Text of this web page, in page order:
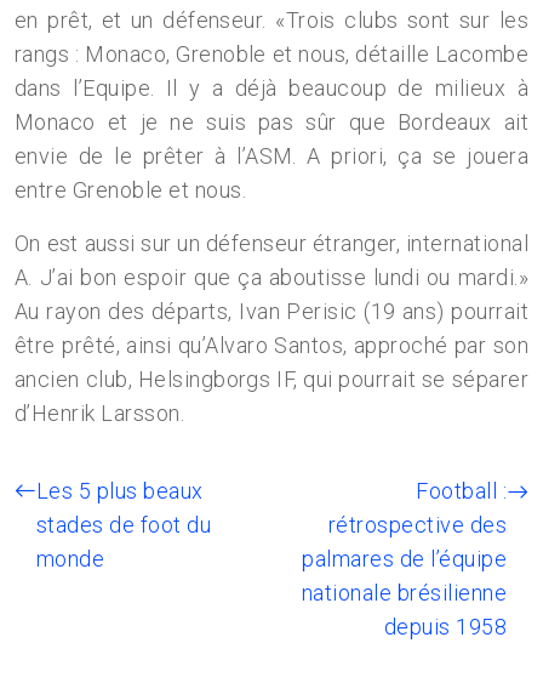
en prêt, et un défenseur. «Trois clubs sont sur les
rangs : Monaco, Grenoble et nous, détaille Lacombe
dans l’Equipe. Il y a déjà beaucoup de milieux à
Monaco et je ne suis pas sûr que Bordeaux ait
envie de le prêter à l’ASM. A priori, ça se jouera
entre Grenoble et nous.
On est aussi sur un défenseur étranger, international
A. J’ai bon espoir que ça aboutisse lundi ou mardi.»
Au rayon des départs, Ivan Perisic (19 ans) pourrait
être prêté, ainsi qu’Alvaro Santos, approché par son
ancien club, Helsingborgs IF, qui pourrait se séparer
d’Henrik Larsson.
Les 5 plus beaux
stades de foot du
monde
Football :
rétrospective des
palmares de l’équipe
nationale brésilienne
depuis 1958